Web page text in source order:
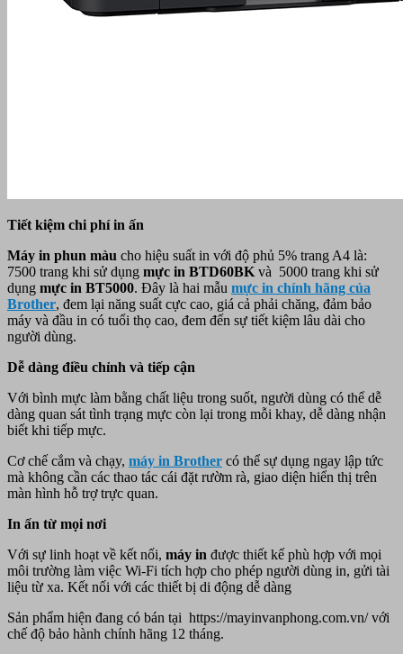
Tiết kiệm chi phí in ấn
Máy in phun màu cho hiệu suất in với độ phủ 5% trang A4 là:
7500 trang khi sử dụng mực in BTD60BKvà 5000 trang khi sử
dụng mực in BT5000. Đây là hai mẫu mực in chính hãng của
Brother, đem lại năng suất cực cao, giá cả phải chăng, đảm bảo
máy và đầu in có tuổi thọ cao, đem đến sự tiết kiệm lâu dài cho
người dùng.
Dễ dàng điều chỉnh và tiếp cận
Với bình mực làm bằng chất liệu trong suốt, người dùng có thể dễ
dàng quan sát tình trạng mực còn lại trong mỗi khay, dễ dàng nhận
biết khi tiếp mực.
Cơ chế cắm và chạy, máy in Brother có thể sự dụng ngay lập tức
mà không cần các thao tác cái đặt rườm rà, giao diện hiển thị trên
màn hình hỗ trợ trực quan.
In ấn từ mọi nơi
Với sự linh hoạt về kết nối, máy in được thiết kế phù hợp với mọi
môi trường làm việc Wi-Fi tích hợp cho phép người dùng in, gửi tài
liệu từ xa. Kết nối với các thiết bị di động dễ dàng
Sản phẩm hiện đang có bán tại https://mayinvanphong.com.vn/ với
chế độ bảo hành chính hãng 12 tháng.